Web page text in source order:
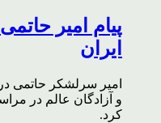
پیام امیر
ایران
امیر سرلشکر حاتمی
و آزادگان عالم در
کرد.